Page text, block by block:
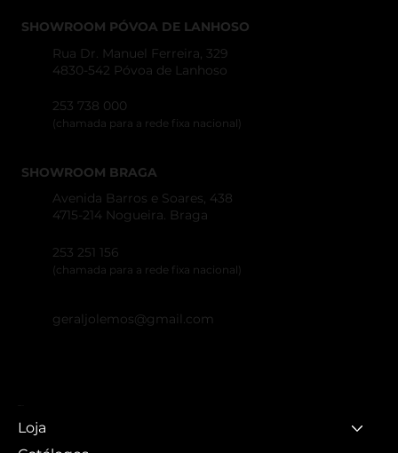
SHOWROOM PÓVOA DE LANHOSO
Rua Dr. Manuel Ferreira, 329
4830-542 Póvoa de Lanhoso
253 738 000
(chamada para a rede fixa nacional)
SHOWROOM BRAGA
Avenida Barros e Soares, 438
4715-214 Nogueira. Braga
253 251 156
(chamada para a rede fixa nacional)
geraljolemos@gmail.com
Loja